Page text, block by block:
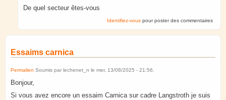
De quel secteur êtes-vous
Identifiez-vous pour poster des commentaires
Essaims carnica
Permalien Soumis par lechenet_n le mer, 13/08/2025 - 21:56.
Bonjour,
Si vous avez encore un essaim Carnica sur cadre Langstroth je suis